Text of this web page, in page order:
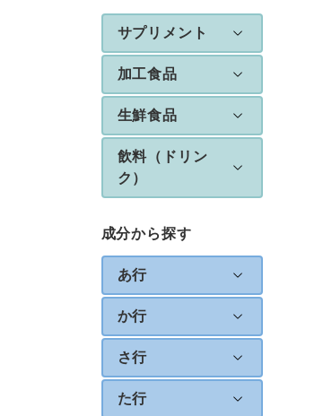
サプリメント
加工食品
生鮮食品
飲料（ドリン
ク）
成分から探す
あ行
か行
さ行
た行